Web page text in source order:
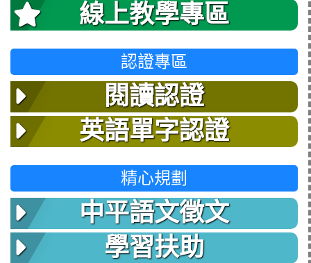
線上教學專區
認證專區
閱讀認證
英語單字認證
精心規劃
中平語文徵文
學習扶助